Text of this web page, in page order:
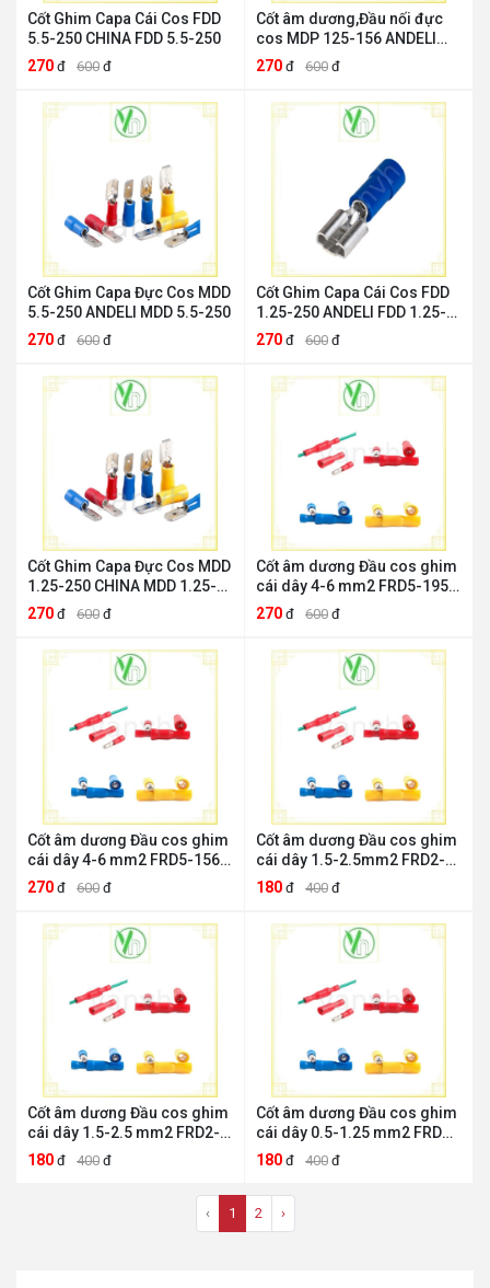
Cốt Ghim Capa Cái Cos FDD
5.5-250 CHINA FDD 5.5-250
270 đ 600 đ
Cốt âm dương,Đầu nối đực
cos MDP 125-156 ANDELI
ANDELI MDP 125-156
270 đ 600 đ
Cốt Ghim Capa Đực Cos MDD
5.5-250 ANDELI MDD 5.5-250
270 đ 600 đ
Cốt Ghim Capa Cái Cos FDD
1.25-250 ANDELI FDD 1.25-
250
270 đ 600 đ
Cốt Ghim Capa Đực Cos MDD
1.25-250 CHINA MDD 1.25-
250
270 đ 600 đ
Cốt âm dương Đầu cos ghim
cái dây 4-6 mm2 FRD5-195
ANDELI ANDELI FRD5-195
270 đ 600 đ
Cốt âm dương Đầu cos ghim
cái dây 4-6 mm2 FRD5-156
ANDELI ANDELI FRD5-156
270 đ 600 đ
Cốt âm dương Đầu cos ghim
cái dây 1.5-2.5mm2 FRD2-
195 ANDELI ANDELI FRD2-
180 đ 400 đ
Cốt âm dương Đầu cos ghim
cái dây 1.5-2.5 mm2 FRD2-
156 ANDELI ANDELI FRD2-
180 đ 400 đ
Cốt âm dương Đầu cos ghim
cái dây 0.5-1.25 mm2 FRD
1.25-156 ANDELI ANDELI
180 đ 400 đ
‹ 1 2 ›